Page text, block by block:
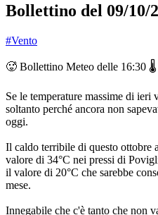
Bollettino del 09/10/
#Vento
🥵 Bollettino Meteo delle 16:30 🌡
Se le temperature massime di ieri
soltanto perché ancora non
oggi.
Il caldo terribile di questo ottobre
valore di 34°C nei pressi di
il valore di 20°C che sarebbe
mese.
Innegabile che c'è tanto che non